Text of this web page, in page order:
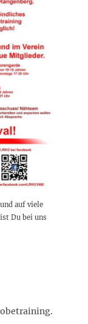
auf viele
Du bei uns